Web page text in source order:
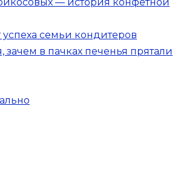
успеха семьи кондитеров
зачем в пачках печенья прятали